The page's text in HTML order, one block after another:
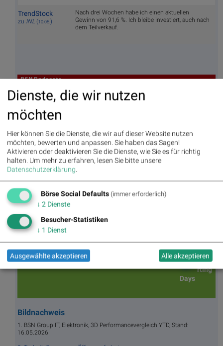
TrendStock
zu INL ( 10.05.)
Nach drei Wochen habe ich einen aktuellen
Gewinn von 91,6 %. Ich bleibe investiert, auch nach
dem Teilverkauf.
BSN Podcasts
Christian Drastil: Wiener Börse Plausch
Wiener Börse Party #1216: ATX schwächer, Bajaj
Bajaj mein Man of the Day
BSNgine
Top/
Star/
h der
Matri
Movi
ng
Averages
en
verlierer
Umsa
tz
Hitpa
rade
Repo
rting
Days
Bildnachweis
1. BSN Group IT, Elektronik, 3D Performancevergleich YTD, Stand:
16.05.2026
Dienste, die wir nutzen
möchten
Hier können Sie die Dienste, die wir auf dieser Website nutzen
möchten, bewerten und anpassen. Sie haben das Sagen!
Aktivieren oder deaktivieren Sie die Dienste, wie Sie es für richtig
halten. Um mehr zu erfahren, lesen Sie bitte unsere
Datenschutzerklärung.
Börse Social Defaults (immer erforderlich)
↓ 2 Dienste
Besucher-Statistiken
↓ 1 Dienst
Ausgewählte akzeptieren Alle akzeptieren